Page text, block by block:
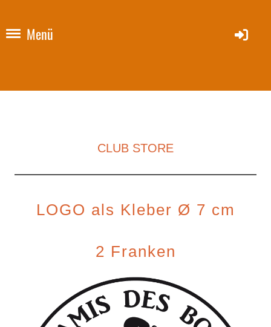
Menü
CLUB STORE
LOGO als Kleber Ø 7 cm
2 Franken